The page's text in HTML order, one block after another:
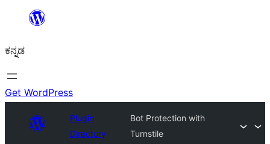
ವಿಷಯಕ್ಕೆ
ಕನ್ನಡ
Get WordPress
Plugin
Directory
Bot Protection with
Turnstile